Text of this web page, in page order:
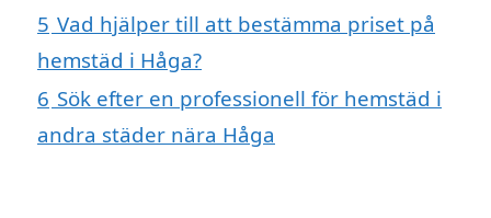
5 Vad hjälper till att bestämma priset på
hemstäd i Håga?
6 Sök efter en professionell för hemstäd i
andra städer nära Håga